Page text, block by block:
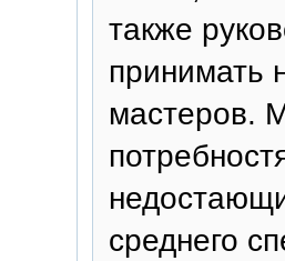
также
принимать
мастеров.
среднего